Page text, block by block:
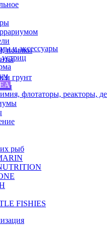
поилки
и грунт
и аксессуары
флотаторы, реакторы,
рыб
FISHIES